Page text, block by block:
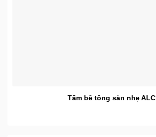
Tấm bê tông sàn nhẹ ALC